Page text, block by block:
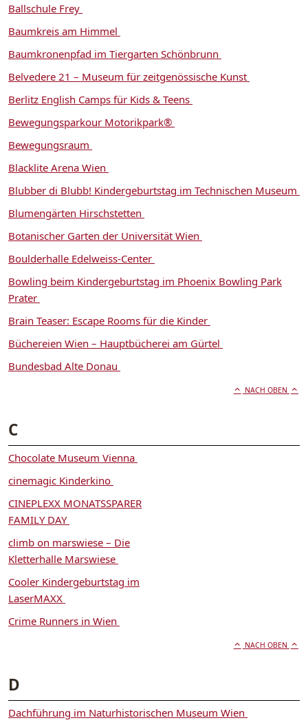
Ballschule Frey
Baumkreis am Himmel
Baumkronenpfad im Tiergarten Schönbrunn
Belvedere 21 – Museum für zeitgenössische Kunst
Berlitz English Camps für Kids & Teens
Bewegungsparkour Motorikpark®
Bewegungsraum
Blacklite Arena Wien
Blubber di Blubb! Kindergeburtstag im Technischen Museum
Blumengärten Hirschstetten
Botanischer Garten der Universität Wien
Boulderhalle Edelweiss-Center
Bowling beim Kindergeburtstag im Phoenix Bowling Park
Prater
Brain Teaser: Escape Rooms für die Kinder
Büchereien Wien – Hauptbücherei am Gürtel
Bundesbad Alte Donau
NACH OBEN
C
Chocolate Museum Vienna
cinemagic Kinderkino
CINEPLEXX MONATSSPARER
FAMILY DAY
climb on marswiese – Die
Kletterhalle Marswiese
Cooler Kindergeburtstag im
LaserMAXX
Crime Runners in Wien
NACH OBEN
D
Dachführung im Naturhistorischen Museum Wien